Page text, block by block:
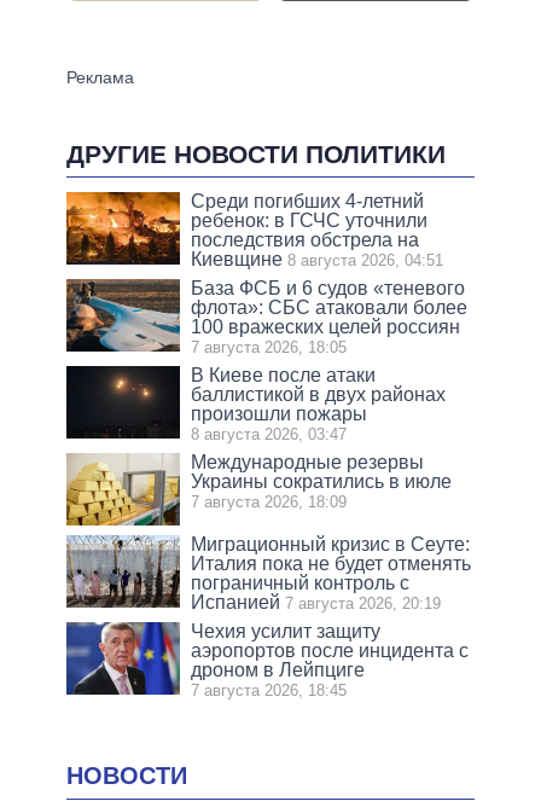
ДРУГИЕ НОВОСТИ ПОЛИТИКИ
Среди погибших 4-летний
ребенок: в ГСЧС уточнили
последствия обстрела на
Киевщине 8 августа 2026, 04:51
База ФСБ и 6 судов «теневого
флота»: СБС атаковали более
100 вражеских целей россиян
7 августа 2026, 18:05
В Киеве после атаки
баллистикой в двух районах
произошли пожары
8 августа 2026, 03:47
Международные резервы
Украины сократились в июле
7 августа 2026, 18:09
Миграционный кризис в Сеуте:
Италия пока не будет отменять
пограничный контроль с
Испанией 7 августа 2026, 20:19
Чехия усилит защиту
аэропортов после инцидента с
дроном в Лейпциге
7 августа 2026, 18:45
НОВОСТИ